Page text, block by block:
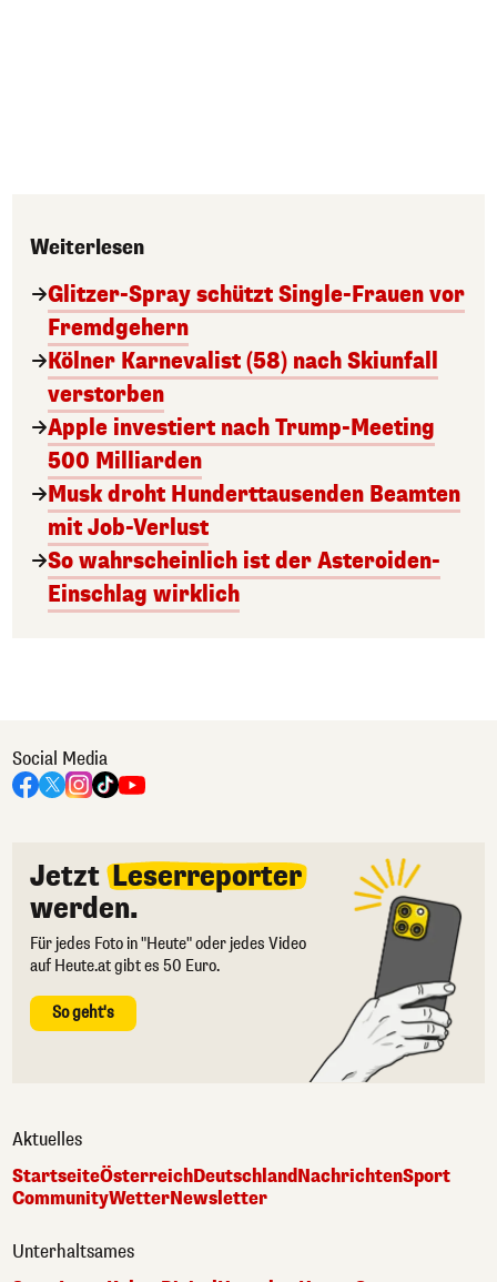
Weiterlesen
Glitzer-Spray schützt Single-Frauen vor
Fremdgehern
Kölner Karnevalist (58) nach Skiunfall
verstorben
Apple investiert nach Trump-Meeting
500 Milliarden
Musk droht Hunderttausenden Beamten
mit Job-Verlust
So wahrscheinlich ist der Asteroiden-
Einschlag wirklich
Social Media
Jetzt Leserreporter
werden.
Für jedes Foto in "Heute" oder jedes Video
auf Heute.at gibt es 50 Euro.
So geht's
Aktuelles
StartseiteÖsterreichDeutschlandNachrichtenSport
CommunityWetterNewsletter
Unterhaltsames